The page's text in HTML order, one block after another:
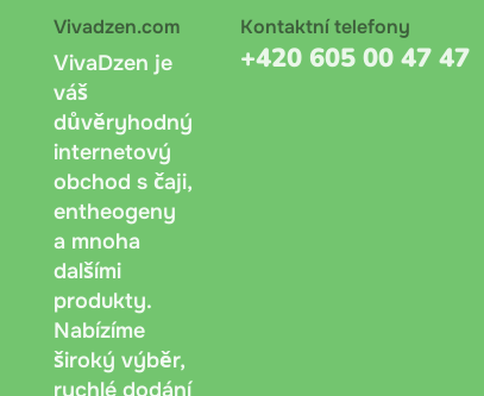
Vivadzen.com
VivaDzen je
váš
důvěryhodný
internetový
obchod s čaji,
entheogeny
a mnoha
dalšími
produkty.
Nabízíme
široký výběr,
rychlé dodání
Kontaktní telefony
+420 605 00 47 47